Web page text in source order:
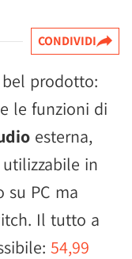
CONDIVIDI
prodotto:
le funzioni di
esterna,
in
PC ma
Il tutto a
54,99